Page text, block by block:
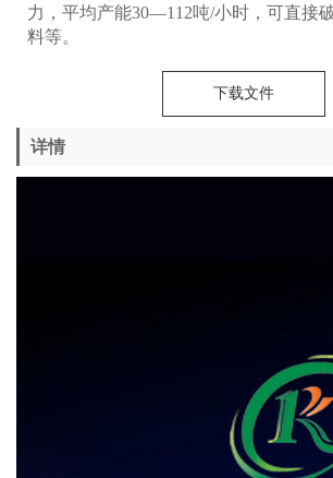
力，平均产能30—112吨/小时，可直接
料等。
下载文件
详情